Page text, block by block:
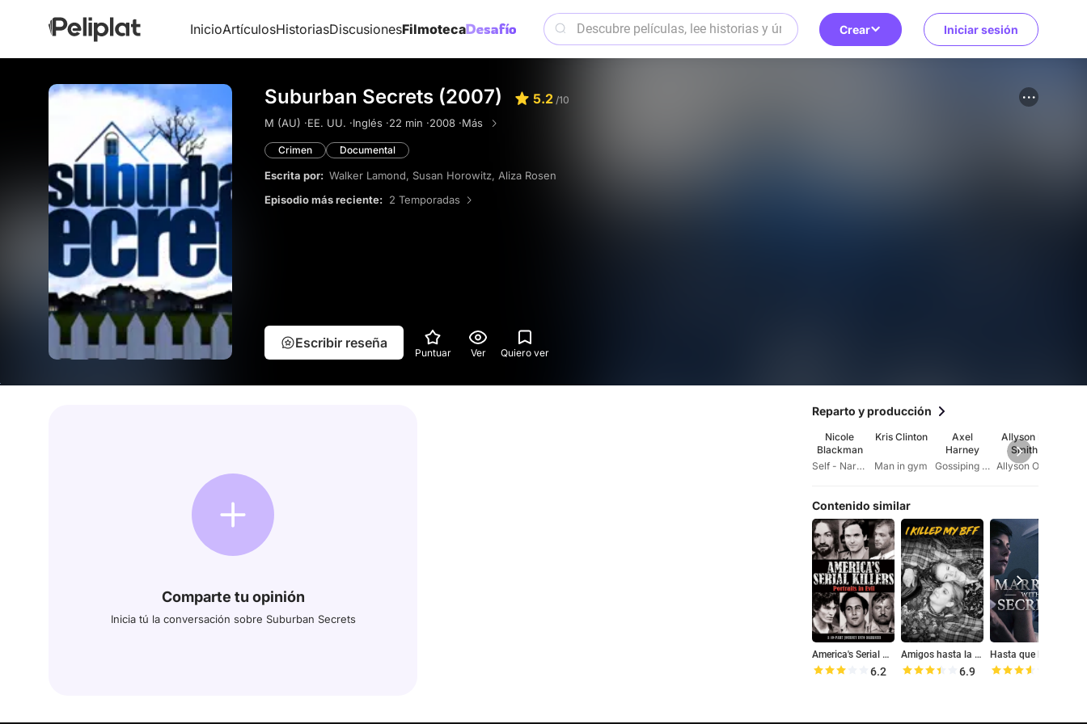
InicioArtículosHistoriasDiscusionesFilmoteca Crear Iniciar sesión
Suburban Secrets (2007) 5.2 /10
M (AU) ·EE. UU. ·Inglés ·22 min ·2008 ·Más
Crimen Documental
Escrita por: Walker Lamond, Susan Horowitz, Aliza Rosen
Episodio más reciente: 2 Temporadas
Escribir reseña
Puntuar Ver Quiero ver
Comparte tu opinión
Inicia tú la conversación sobre Suburban Secrets
Reparto y producción
Nicole
Blackman
Self - Narrator
Kris Clinton
Man in gym
Axel
Harney
Gossiping Co-Worker
Allyson L.
Smith
Contenido similar
America's Serial Killers: Portraits in Evil
6.2
Amigos hasta la muerte
6.9